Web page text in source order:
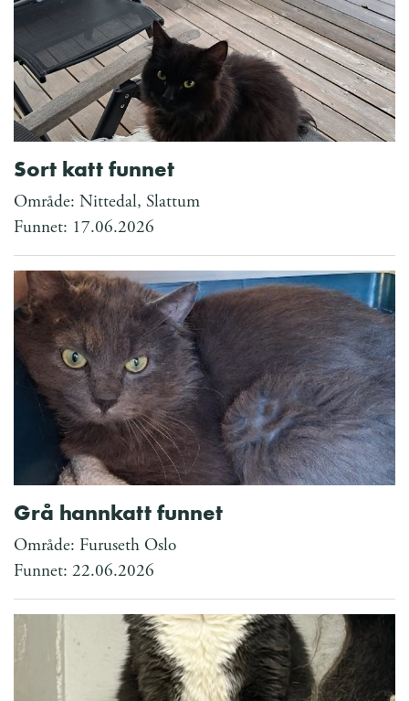
Sort katt funnet
Område: Nittedal, Slattum
Funnet: 17.06.2026
Grå hannkatt funnet
Område: Furuseth Oslo
Funnet: 22.06.2026